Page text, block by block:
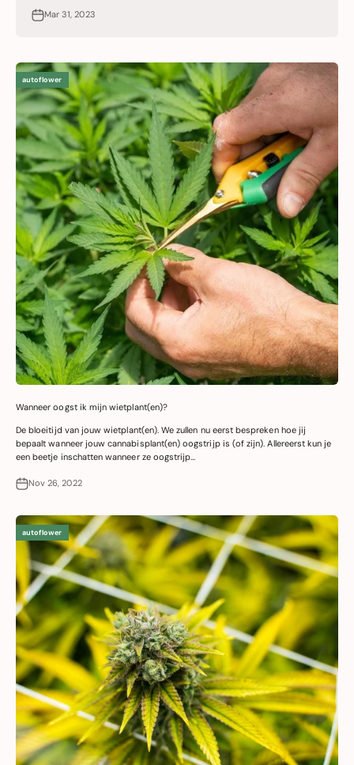
Mar 31, 2023
autoflower
Wanneer oogst ik mijn wietplant(en)?
De bloeitijd van jouw wietplant(en). We zullen nu eerst bespreken hoe jij
bepaalt wanneer jouw cannabisplant(en) oogstrijp is (of zijn). Allereerst kun je
een beetje inschatten wanneer ze oogstrijp...
Nov 26, 2022
autoflower